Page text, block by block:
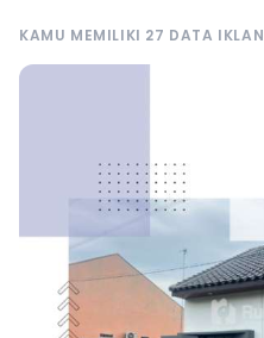
KAMU MEMILIKI 27 DATA IKLAN